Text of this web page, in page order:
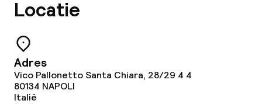
Locatie
Adres
Vico Pallonetto Santa Chiara, 28/29 4 4
80134 NAPOLI
Italië